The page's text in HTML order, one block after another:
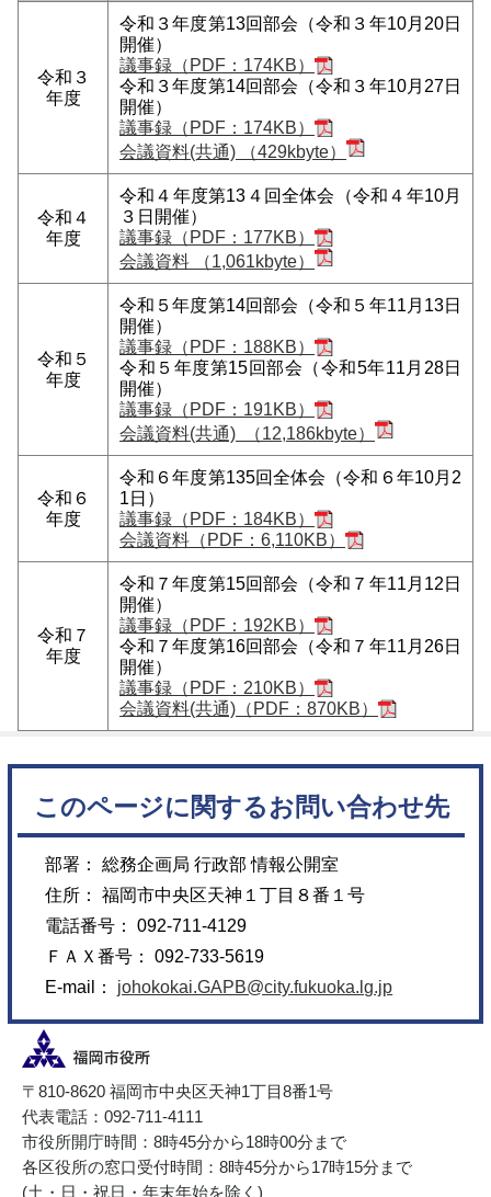
令和３
年度
令和３年度第13回部会（令和３年10月20日
開催）
議事録（PDF：174KB）
令和３年度第14回部会（令和３年10月27日
開催）
議事録（PDF：174KB）
会議資料(共通) （429kbyte）
令和４
年度
令和４年度第13４回全体会（令和４年10月
３日開催）
議事録（PDF：177KB）
会議資料 （1,061kbyte）
令和５
年度
令和５年度第14回部会（令和５年11月13日
開催）
議事録（PDF：188KB）
令和５年度第15回部会（令和5年11月28日
開催）
議事録（PDF：191KB）
会議資料(共通) （12,186kbyte）
令和６
年度
令和６年度第135回全体会（令和６年10月2
1日）
議事録（PDF：184KB）
会議資料（PDF：6,110KB）
令和７
年度
令和７年度第15回部会（令和７年11月12日
開催）
議事録（PDF：192KB）
令和７年度第16回部会（令和７年11月26日
開催）
議事録（PDF：210KB）
会議資料(共通)（PDF：870KB）
このページに関するお問い合わせ先
部署： 総務企画局 行政部 情報公開室
住所： 福岡市中央区天神１丁目８番１号
電話番号： 092-711-4129
ＦＡＸ番号： 092-733-5619
E-mail： johokokai.GAPB@city.fukuoka.lg.jp
〒810-8620 福岡市中央区天神1丁目8番1号
代表電話：092-711-4111
市役所開庁時間：8時45分から18時00分まで
各区役所の窓口受付時間：8時45分から17時15分まで
(土・日・祝日・年末年始を除く)